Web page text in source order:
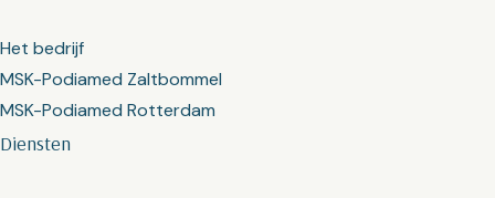
Diensten
Het bedrijf
MSK-Podiamed Zaltbommel
MSK-Podiamed Rotterdam